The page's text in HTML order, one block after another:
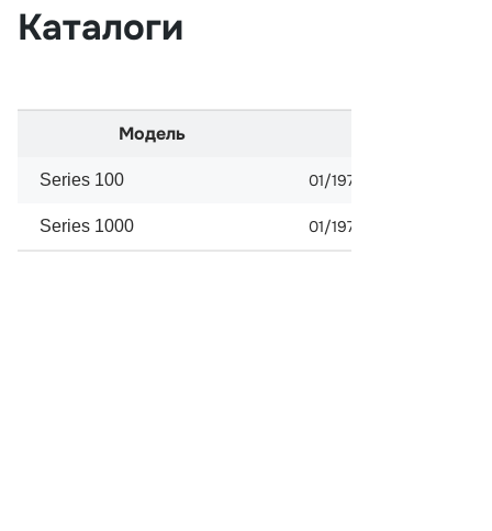
Каталоги
Модель
Series 100 01/1977
Series 1000 01/1976